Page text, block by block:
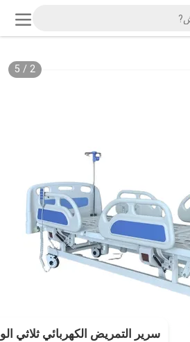
2
/
5
سرير التمريض الكهربائي ثلاثي